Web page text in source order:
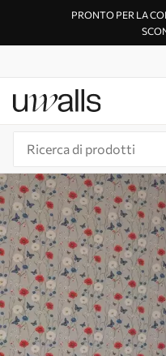
PRONTO PER LA